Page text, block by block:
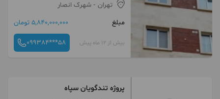
تهران - شهرک انصار
مبلغ
5,840,000,000 تومان
بیش از 12 ماه پیش 099384***58
پروژه تندگویان سپاه